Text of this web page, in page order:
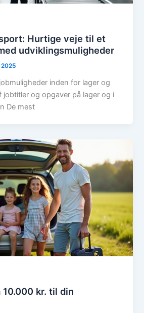
Hurtige veje til et
udviklingsmuligheder
2025
inden for lager og
jobtitler og opgaver på lager og i
De mest
kr. til din